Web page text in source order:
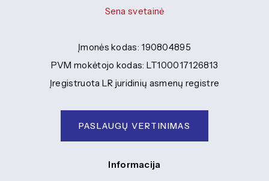
Sena svetainė
Įmonės kodas: 190804895
PVM mokėtojo kodas: LT100017126813
Įregistruota LR juridinių asmenų registre
PASLAUGŲ VERTINIMAS
Informacija